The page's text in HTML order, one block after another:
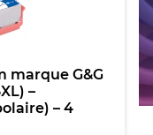
marque G&G
–
– 4